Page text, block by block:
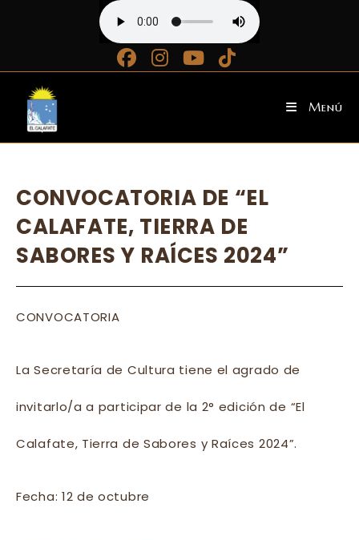
contenido
Menú
CONVOCATORIA DE “EL
CALAFATE, TIERRA DE
SABORES Y RAÍCES 2024”
CONVOCATORIA
La Secretaría de Cultura tiene el agrado de
invitarlo/a a participar de la 2° edición de “El
Calafate, Tierra de Sabores y Raíces 2024”.
Fecha: 12 de octubre